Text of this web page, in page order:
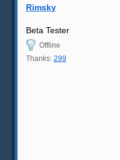
Rimsky
Beta Tester
Offline
Thanks: 299